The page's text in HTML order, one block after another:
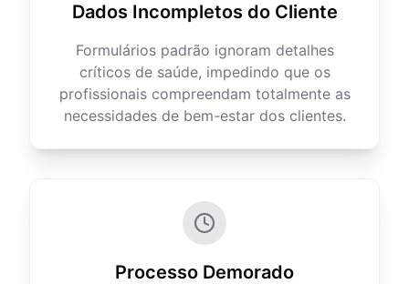
Dados Incompletos do Cliente
Formulários padrão ignoram detalhes
críticos de saúde, impedindo que os
profissionais compreendam totalmente as
necessidades de bem-estar dos clientes.
Processo Demorado